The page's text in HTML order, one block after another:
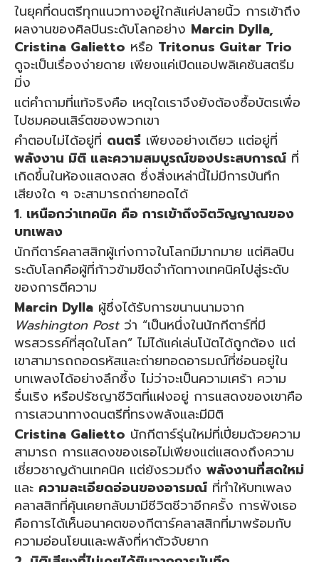
ในยุคที่ดนตรีทุกแนวทางอยู่ใกล้แค่ปลายนิ้ว การเข้าถึง
ผลงานของศิลปินระดับโลกอย่าง Marcin Dylla,
Cristina Galietto หรือ Tritonus Guitar Trio
ดูจะเป็นเรื่องง่ายดาย เพียงแค่เปิดแอปพลิเคชันสตรีม
มิ่ง
แต่คำถามที่แท้จริงคือ เหตุใดเราจึงยังต้องซื้อบัตรเพื่อ
ไปชมคอนเสิร์ตของพวกเขา
คำตอบไม่ได้อยู่ที่ ดนตรี เพียงอย่างเดียว แต่อยู่ที่
พลังงาน มิติ และความสมบูรณ์ของประสบการณ์ ที่
เกิดขึ้นในห้องแสดงสด ซึ่งสิ่งเหล่านี้ไม่มีการบันทึก
เสียงใด ๆ จะสามารถถ่ายทอดได้
1. เหนือกว่าเทคนิค คือ การเข้าถึงจิตวิญญาณของ
บทเพลง
นักกีตาร์คลาสสิกผู้เก่งกาจในโลกมีมากมาย แต่ศิลปิน
ระดับโลกคือผู้ที่ก้าวข้ามขีดจำกัดทางเทคนิคไปสู่ระดับ
ของการตีความ
Marcin Dylla ผู้ซึ่งได้รับการขนานนามจาก
Washington Postว่า “เป็นหนึ่งในนักกีตาร์ที่มี
พรสวรรค์ที่สุดในโลก” ไม่ได้แค่เล่นโน้ตได้ถูกต้อง แต่
เขาสามารถถอดรหัสและถ่ายทอดอารมณ์ที่ซ่อนอยู่ใน
บทเพลงได้อย่างลึกซึ้ง ไม่ว่าจะเป็นความเศร้า ความ
รื่นเริง หรือปรัชญาชีวิตที่แฝงอยู่ การแสดงของเขาคือ
การเสวนาทางดนตรีที่ทรงพลังและมีมิติ
Cristina Galietto นักกีตาร์รุ่นใหม่ที่เปี่ยมด้วยความ
สามารถ การแสดงของเธอไม่เพียงแต่แสดงถึงความ
เชี่ยวชาญด้านเทคนิค แต่ยังรวมถึง พลังงานที่สดใหม่
และ ความละเอียดอ่อนของอารมณ์ ที่ทำให้บทเพลง
คลาสสิกที่คุ้นเคยกลับมามีชีวิตชีวาอีกครั้ง การฟังเธอ
คือการได้เห็นอนาคตของกีตาร์คลาสสิกที่มาพร้อมกับ
ความอ่อนโยนและพลังที่หาตัวจับยาก